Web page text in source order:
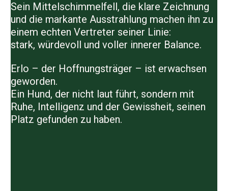
Sein Mittelschimmelfell, die klare Zeichnung
und die markante Ausstrahlung machen ihn zu
einem echten Vertreter seiner Linie:
stark, würdevoll und voller innerer Balance.
Erlo – der Hoffnungsträger – ist erwachsen
geworden.
Ein Hund, der nicht laut führt, sondern mit
Ruhe, Intelligenz und der Gewissheit, seinen
Platz gefunden zu haben.